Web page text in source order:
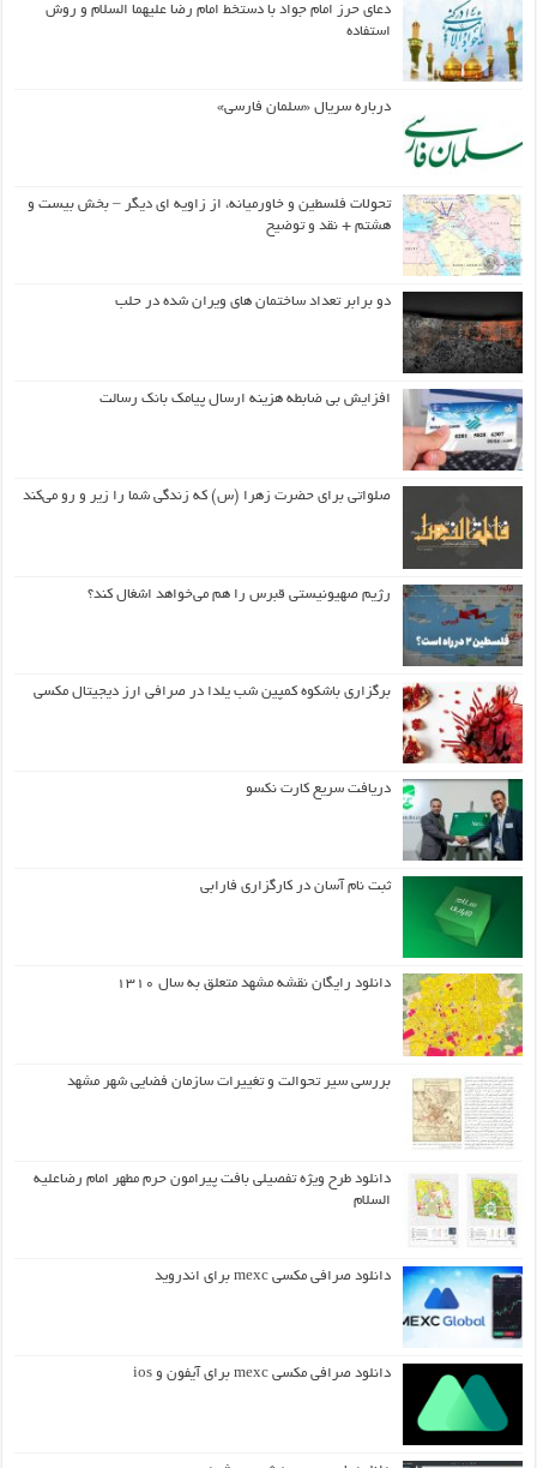
دعای حرز امام جواد با دستخط امام رضا علیهما السلام و روش
استفاده
درباره سریال «سلمان فارسی»
تحولات فلسطین و خاورمیانه، از زاویه ای دیگر – بخش بیست و
هشتم + نقد و توضیح
دو برابر تعداد ساختمان های ویران شده در حلب
افزایش بی ضابطه هزینه ارسال پیامک بانک رسالت
صلواتی برای حضرت زهرا (س) که زندگی شما را زیر و رو می‌کند
رژیم صهیونیستی قبرس را هم می‌خواهد اشغال کند؟
برگزاری باشکوه کمپین شب یلدا در صرافی ارز دیجیتال مکسی
دریافت سریع کارت نکسو
ثبت نام آسان در کارگزاری فارابی
دانلود رایگان نقشه مشهد متعلق به سال ۱۳۱۰
بررسی سیر تحوالت و تغییرات سازمان فضایی شهر مشهد
دانلود طرح ويژه تفصيلي بافت پيرامون حرم مطهر امام رضاعليه
السلام
دانلود صرافی مکسی mexc برای اندروید
دانلود صرافی مکسی mexc برای آیفون و ios